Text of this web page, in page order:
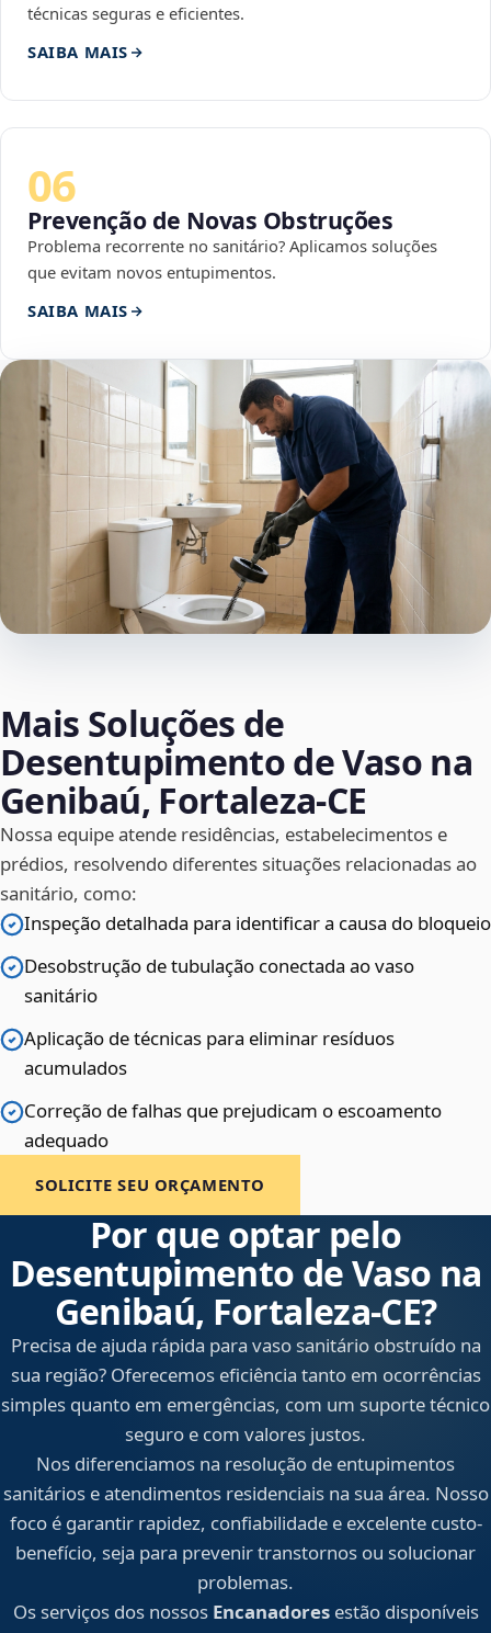
técnicas seguras e eficientes.
SAIBA MAIS
06
Prevenção de Novas Obstruções
Problema recorrente no sanitário? Aplicamos soluções
que evitam novos entupimentos.
SAIBA MAIS
Mais Soluções de
Desentupimento de Vaso na
Genibaú, Fortaleza‑CE
Nossa equipe atende residências, estabelecimentos e
prédios, resolvendo diferentes situações relacionadas ao
sanitário, como:
Inspeção detalhada para identificar a causa do bloqueio
Desobstrução de tubulação conectada ao vaso
sanitário
Aplicação de técnicas para eliminar resíduos
acumulados
Correção de falhas que prejudicam o escoamento
adequado
SOLICITE SEU ORÇAMENTO
Por que optar pelo
Desentupimento de Vaso na
Genibaú, Fortaleza‑CE?
Precisa de ajuda rápida para vaso sanitário obstruído na
sua região? Oferecemos eficiência tanto em ocorrências
simples quanto em emergências, com um suporte técnico
seguro e com valores justos.
Nos diferenciamos na resolução de entupimentos
sanitários e atendimentos residenciais na sua área. Nosso
foco é garantir rapidez, confiabilidade e excelente custo-
benefício, seja para prevenir transtornos ou solucionar
problemas.
Os serviços dos nossos Encanadoresestão disponíveis